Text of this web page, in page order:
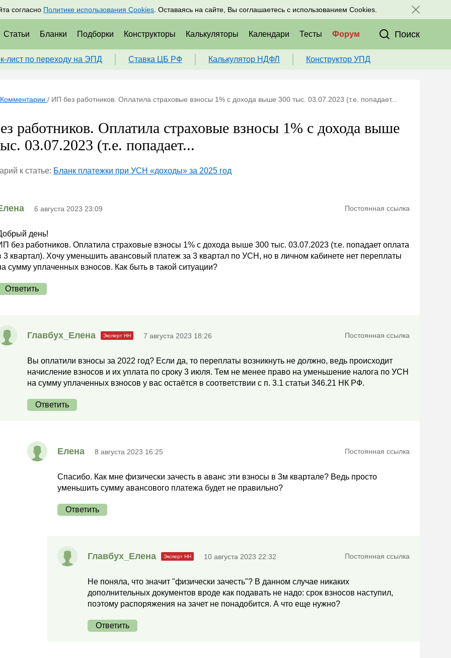
согласно Политике использования Cookies . Оставаясь на сайте, Вы соглашаетесь с использованием Cookies.
Подписаться Присоединяйтесь к нам в соц. сетях:
Статьи Бланки Подборки Конструкторы Калькуляторы Календари Тесты Форум Поиск
лист по переходу на ЭПД Ставка ЦБ РФ Калькулятор НДФЛ Конструктор УПД
Комментарии / ИП без работников. Оплатила страховые взносы 1% с дохода выше 300 тыс. 03.07.2023 (т.е. попадает...
работников. Оплатила страховые взносы 1% с дохода выше
03.07.2023 (т.е. попадает...
к статье: Бланк платежки при УСН «доходы» за 2025 год
6 августа 2023 23:09 Постоянная ссылка
день!
без работников. Оплатила страховые взносы 1% с дохода выше 300 тыс. 03.07.2023 (т.е. попадает оплата
3 квартал). Хочу уменьшить авансовый платеж за 3 квартал по УСН, но в личном кабинете нет переплаты
сумму уплаченных взносов. Как быть в такой ситуации?
Ответить
Главбух_Елена 7 августа 2023 18:26 Постоянная ссылка
Вы оплатили взносы за 2022 год? Если да, то переплаты возникнуть не должно, ведь происходит
начисление взносов и их уплата по сроку 3 июля. Тем не менее право на уменьшение налога по УСН
на сумму уплаченных взносов у вас остаётся в соответствии с п. 3.1 статьи 346.21 НК РФ.
Ответить
Елена 8 августа 2023 16:25 Постоянная ссылка
Спасибо. Как мне физически зачесть в аванс эти взносы в 3м квартале? Ведь просто
уменьшить сумму авансового платежа будет не правильно?
Ответить
Главбух_Елена 10 августа 2023 22:32 Постоянная ссылка
Не поняла, что значит "физически зачесть"? В данном случае никаких
дополнительных документов вроде как подавать не надо: срок взносов наступил,
поэтому распоряжения на зачет не понадобится. А что еще нужно?
Ответить